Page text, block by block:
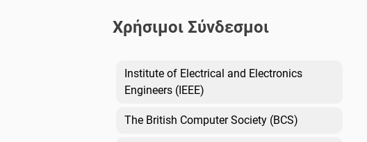
Χρήσιμοι Σύνδεσμοι
Institute of Electrical and Electronics
Engineers (IEEE)
The British Computer Society (BCS)